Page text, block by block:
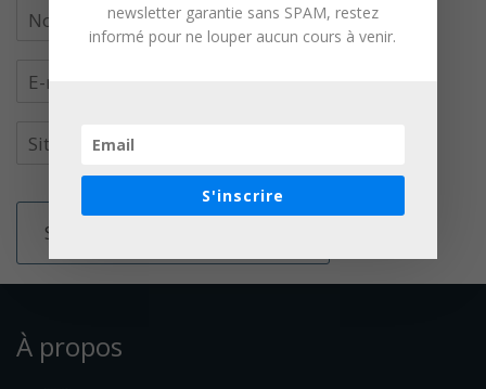
À propos
newsletter garantie sans SPAM, restez
informé pour ne louper aucun cours à venir.
S'inscrire